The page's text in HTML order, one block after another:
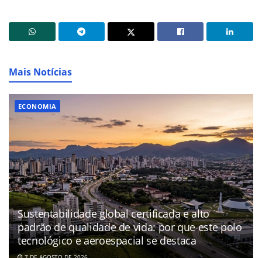
Mais Notícias
ECONOMIA
Sustentabilidade global certificada e alto
padrão de qualidade de vida: por que este polo
tecnológico e aeroespacial se destaca